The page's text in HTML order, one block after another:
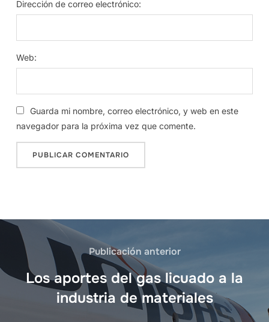
Dirección de correo electrónico:
Web:
Guarda mi nombre, correo electrónico, y web en este
navegador para la próxima vez que comente.
Publicación anterior
Los aportes del gas licuado a la
industria de materiales